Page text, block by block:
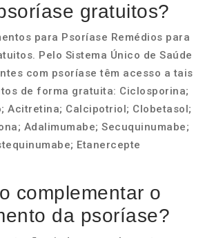
gratuitos?
para Psoríase Remédios para
Pelo Sistema Único de Saúde
com psoríase têm acesso a tais
de forma gratuita: Ciclosporina;
Acitretina; Calcipotriol; Clobetasol;
Adalimumabe; Secuquinumabe;
Etanercepte
complementar o
da psoríase?